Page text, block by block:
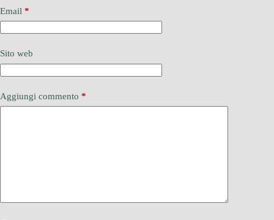
Email *
Sito web
Aggiungi commento *